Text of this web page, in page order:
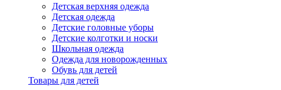
Детская верхняя одежда
Детская одежда
Детские головные уборы
Детские колготки и носки
Школьная одежда
Одежда для новорожденных
Обувь для детей
Товары для детей